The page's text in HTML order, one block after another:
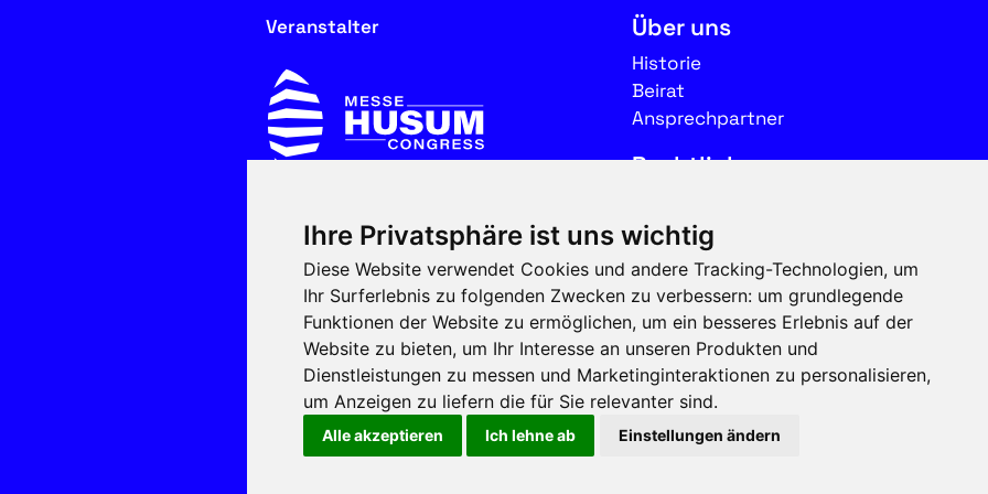
Ihre Privatsphäre ist uns wichtig
Diese Website verwendet Cookies und andere Tracking-Technologien, um
Ihr Surferlebnis zu folgenden Zwecken zu verbessern: um grundlegende
Funktionen der Website zu ermöglichen, um ein besseres Erlebnis auf der
Website zu bieten, um Ihr Interesse an unseren Produkten und
Dienstleistungen zu messen und Marketinginteraktionen zu personalisieren,
um Anzeigen zu liefern die für Sie relevanter sind.
Alle akzeptieren Ich lehne ab Einstellungen ändern
Veranstalter
In Kooperation mit
Über uns
Historie
Beirat
Ansprechpartner
Rechtliches
Impressum
Datenschutz
Nutzungsbedingungen
Folgen Sie uns auf Social
Media